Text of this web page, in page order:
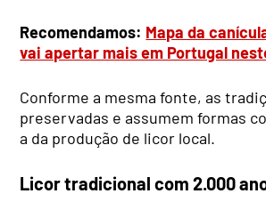
Recomendamos: Mapa da
vai apertar mais em Portugal
Conforme a mesma fonte, as
preservadas e assumem formas
a da produção de licor local.
Licor tradicional com 2.000